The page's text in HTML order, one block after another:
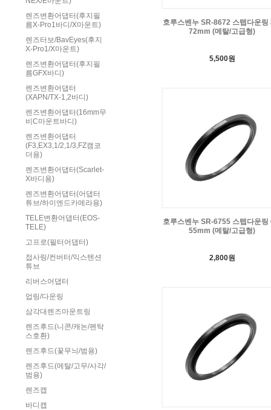
렌즈변환어댑터(후지필
름X-Pro1바디/X마운트)
렌즈터보/BavEyes(후지
X-Pro1/X마운트)
렌즈변환어댑터(후지필
름GFX바디)
렌즈변환어댑터
(XAPN/TX-1,2바디)
렌즈변환어댑터(16mm무
비C마운트바디)
렌즈변환어댑터
(F3,EX3,1/2,1/3,FZ캠코
더용)
렌즈변환어댑터(Scarlet-
X바디용)
렌즈변환어댑터(어댑터
튜브/하이엔드카메라용)
TELE변환어댑터(EOS-
TELE)
고프로(필터어댑터)
접사링/컨버터/익스텐션
튜브
리버스어댑터
업링/다운링
삼각대렌즈마운트링
렌즈후드(니콘/캐논/펜탁
스호환)
렌즈후드(꽃무늬/범용)
렌즈후드(메탈/고무/사각/
범용)
렌즈캡
바디캡
호루스벤누 SR-8672 스텝다운링
72mm (메탈/고급형)
5,500원
호루스벤누 SR-6755 스텝다운링
55mm (메탈/고급형)
2,800원